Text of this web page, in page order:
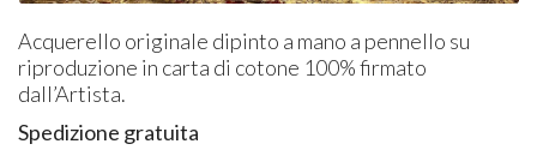
Acquerello originale dipinto a mano a pennello su
riproduzione in carta di cotone 100% firmato
dall’Artista.
Spedizione gratuita